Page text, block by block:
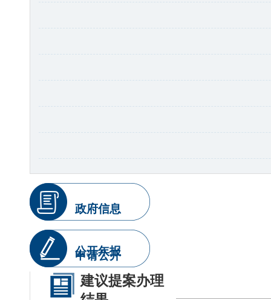
政府信息
公开年报
申请公开
建议提案办理